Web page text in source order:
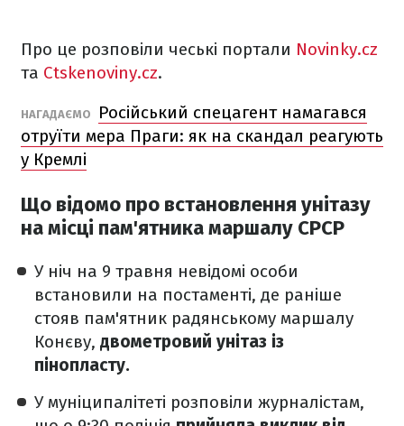
Про це розповіли чеські портали Novinky.cz
та Ctskenoviny.cz.
НАГАДАЄМО
Російський спецагент намагався
отруїти мера Праги: як на скандал реагують
у Кремлі
Що відомо про встановлення унітазу
на місці пам'ятника маршалу СРСР
У ніч на 9 травня невідомі особи
встановили на постаменті, де раніше
стояв пам'ятник радянському маршалу
Конєву, двометровий унітаз із
пінопласту.
У муніципалітеті розповіли журналістам,